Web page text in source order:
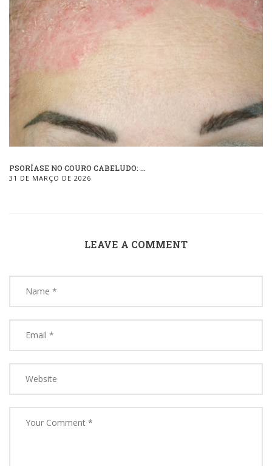
PSORÍASE NO COURO CABELUDO: ...
31 DE MARÇO DE 2026
LEAVE A COMMENT